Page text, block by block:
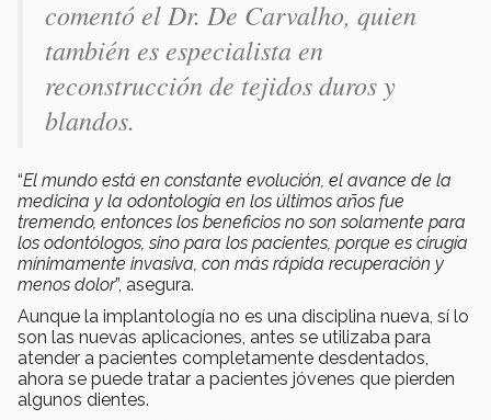
comentó el Dr. De Carvalho, quien
también es especialista en
reconstrucción de tejidos duros y
blandos.
“El mundo está en constante evolución, el avance de la
medicina y la odontología en los últimos años fue
tremendo, entonces los beneficios no son solamente para
los odontólogos, sino para los pacientes, porque es cirugía
mínimamente invasiva, con más rápida recuperación y
menos dolor”, asegura.
Aunque la implantología no es una disciplina nueva, sí lo
son las nuevas aplicaciones, antes se utilizaba para
atender a pacientes completamente desdentados,
ahora se puede tratar a pacientes jóvenes que pierden
algunos dientes.